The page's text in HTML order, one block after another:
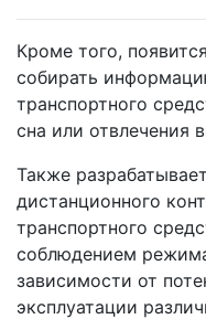
Кроме того,
собирать
транспортного
сна или отвлечения
Также
дистанционного
транспортного
соблюдением
зависимости от
эксплуатации